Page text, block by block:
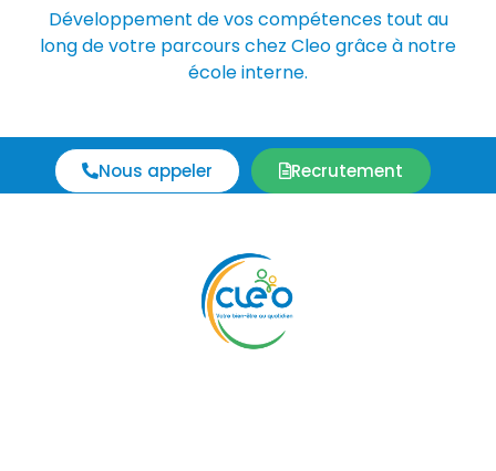
Développement de vos compétences tout au
long de votre parcours chez Cleo grâce à notre
école interne.
Nous appeler Recrutement